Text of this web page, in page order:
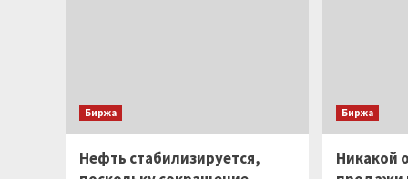
чем
Биржа
Нефть стабилизируется,
Биржа
Никакой